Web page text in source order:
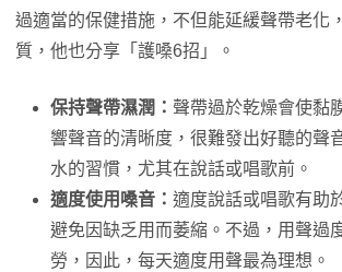
過適當的保健措施，不但能延緩聲帶老化
質，他也分享「護嗓6招」。
保持聲帶濕潤： 聲帶過於乾燥會使黏
響聲音的清晰度，很難發出好聽的聲
水的習慣，尤其在說話或唱歌前。
適度使用嗓音： 適度說話或唱歌有助
避免因缺乏用而萎縮。不過，用聲過
勞，因此，每天適度用聲最為理想。